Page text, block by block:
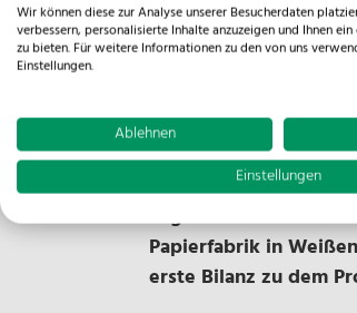
Nachhaltiger
Stromverbrauch
Knapp 150.000
Osnabrück/
NOSTA Group
Logistikdienstleister
Papierfabrik in
erste Bilanz zu dem
Wir können diese zur Analyse unserer Besucherdaten
verbessern, personalisierte Inhalte anzuzeigen und Ihnen
zu bieten. Für weitere Informationen zu den von uns
Einstellungen.
Ablehnen
Einstellungen